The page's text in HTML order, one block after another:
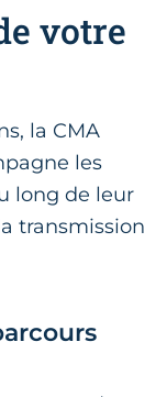
votre
la CMA
les
long de leur
transmission